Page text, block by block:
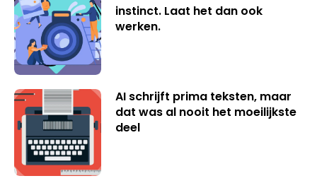
instinct. Laat het dan ook
werken.
AI schrijft prima teksten, maar
dat was al nooit het moeilijkste
deel